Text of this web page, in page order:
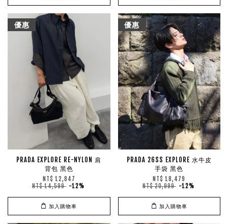
優惠
PRADA EXPLORE RE-NYLON 肩
背包 黑色
NT$ 12,847
NT$ 14,599 -12%
加入購物車
優惠
PRADA 26SS EXPLORE 水牛皮
手袋 黑色
NT$ 18,479
NT$ 20,999 -12%
加入購物車